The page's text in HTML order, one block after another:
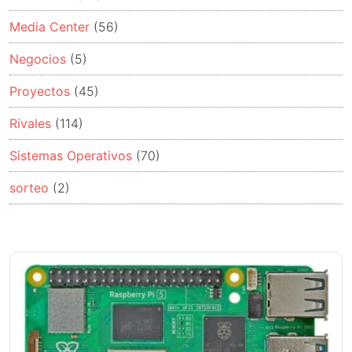
Media Center (56)
Negocios (5)
Proyectos (45)
Rivales (114)
Sistemas Operativos (70)
sorteo (2)